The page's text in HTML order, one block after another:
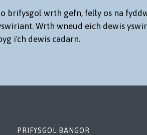
brifysgol wrth gefn, felly os na
Wrth wneud eich dewis
i'ch dewis cadarn.
PRIFYSGOL BANGOR